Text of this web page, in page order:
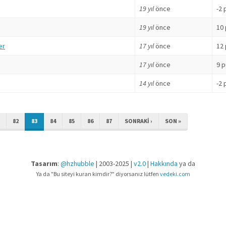
19 yılönce -2
19 yılönce 10
17 yılönce 12
17 yılönce 9
14 yılönce -2
82 83 84 85 86 87 SONRAKI › SON »
Tasarım: @hzhubble | 2003-2025 | v2.0| Hakkında ya da
Ya da "Bu siteyi kuran kimdir?" diyorsanız lütfen vedeki.com